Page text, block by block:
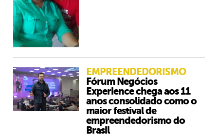
EMPREENDEDORISMO
Fórum Negócios
Experience chega aos 11
anos consolidado como o
maior festival de
empreendedorismo do
Brasil